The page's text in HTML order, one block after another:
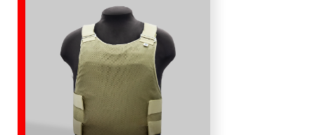
Бронежилет Модуль-С скрытого ношения. Предназначен
для защиты от осколков, огнестрельного и колюще-
режущего оружия. Модуль-С эффективно защищает от
осколков при близком разрыве боеприпаса. Бронежилет